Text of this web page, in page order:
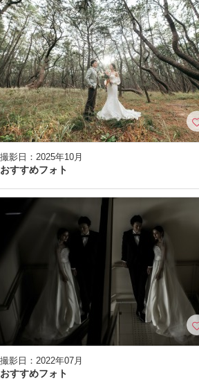
撮影日：2025年10月
おすすめフォト
撮影日：2022年07月
おすすめフォト